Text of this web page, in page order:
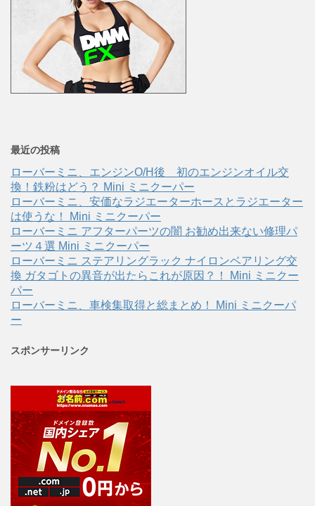
最近の投稿
ローバーミニ、エンジンO/H後 初のエンジンオイル交
換！鉄粉はどう？ Mini ミニクーパー
ローバーミニ、安価なラジエーターホースとラジエーター
は使うな！ Mini ミニクーパー
ローバーミニ アフターパーツの闇 お勧め出来ない修理パ
ーツ４選 Mini ミニクーパー
ローバーミニ ステアリングラック ナイロンベアリング交
換 ガタゴトの異音が出たらこれが原因？！ Mini ミニクー
パー
ローバーミニ、車検集取得と総まとめ！ Mini ミニクーパ
ー
スポンサーリンク